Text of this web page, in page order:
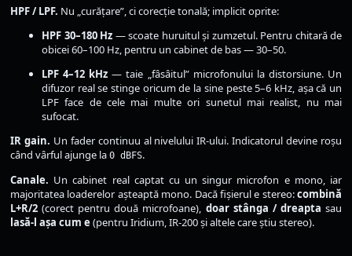
HPF / LPF. Nu „curățare”, ci corecție tonală; implicit oprite:
HPF 30–180 Hz — scoate huruitul și zumzetul. Pentru chitară de
obicei 60–100 Hz, pentru un cabinet de bas — 30–50.
LPF 4–12 kHz — taie „fâsâitul” microfonului la distorsiune. Un
difuzor real se stinge oricum de la sine peste 5–6 kHz, așa că un
LPF face de cele mai multe ori sunetul mai realist, nu mai
sufocat.
IR gain. Un fader continuu al nivelului IR-ului. Indicatorul devine roșu
când vârful ajunge la 0 dBFS.
Canale. Un cabinet real captat cu un singur microfon e mono, iar
majoritatea loaderelor așteaptă mono. Dacă fișierul e stereo:combină
L+R/2 (corect pentru două microfoane), doar stânga / dreapta sau
lasă-l așa cum e (pentru Iridium, IR-200 și altele care știu stereo).